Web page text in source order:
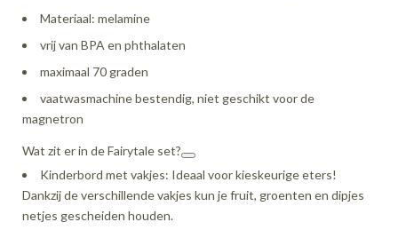
Materiaal: melamine
vrij van BPA en phthalaten
maximaal 70 graden
vaatwasmachine bestendig, niet geschikt voor de
magnetron
Wat zit er in de Fairytale set?
Kinderbord met vakjes: Ideaal voor kieskeurige eters!
Dankzij de verschillende vakjes kun je fruit, groenten en dipjes
netjes gescheiden houden.